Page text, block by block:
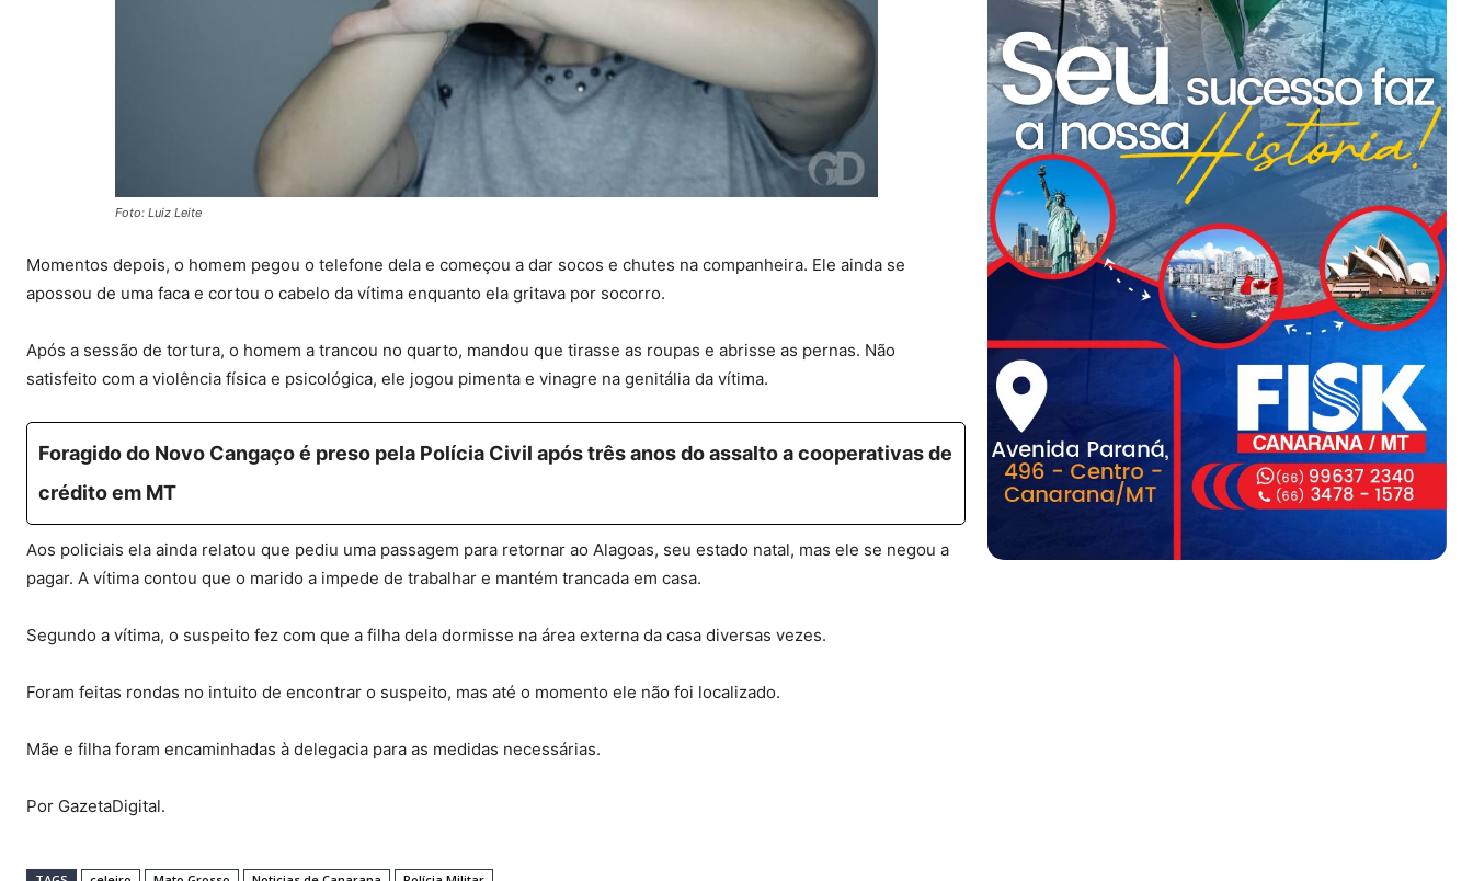
Foto: Luiz Leite
Momentos depois, o homem pegou o telefone dela e começou a dar socos e chutes na companheira. Ele ainda se
apossou de uma faca e cortou o cabelo da vítima enquanto ela gritava por socorro.
Após a sessão de tortura, o homem a trancou no quarto, mandou que tirasse as roupas e abrisse as pernas. Não
satisfeito com a violência física e psicológica, ele jogou pimenta e vinagre na genitália da vítima.
Foragido do Novo Cangaço é preso pela Polícia Civil após três anos do assalto a cooperativas de
crédito em MT
Aos policiais ela ainda relatou que pediu uma passagem para retornar ao Alagoas, seu estado natal, mas ele se negou a
pagar. A vítima contou que o marido a impede de trabalhar e mantém trancada em casa.
Segundo a vítima, o suspeito fez com que a filha dela dormisse na área externa da casa diversas vezes.
Foram feitas rondas no intuito de encontrar o suspeito, mas até o momento ele não foi localizado.
Mãe e filha foram encaminhadas à delegacia para as medidas necessárias.
Por GazetaDigital.